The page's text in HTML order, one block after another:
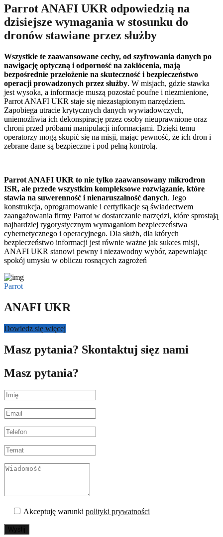
Parrot ANAFI UKR odpowiedzią na
dzisiejsze wymagania w stosunku do
dronów stawiane przez służby
Wszystkie te zaawansowane cechy, od szyfrowania danych po
nawigację optyczną i odporność na zakłócenia, mają
bezpośrednie przełożenie na skuteczność i bezpieczeństwo
operacji prowadzonych przez służby. W misjach, gdzie stawka
jest wysoka, a informacje muszą pozostać poufne i niezmienione,
Parrot ANAFI UKR staje się niezastąpionym narzędziem.
Zapobiega utracie krytycznych danych wywiadowczych,
uniemożliwia ich dekonspirację przez osoby nieuprawnione oraz
chroni przed próbami manipulacji informacjami. Dzięki temu
operatorzy mogą skupić się na misji, mając pewność, że ich dron i
zebrane dane są bezpieczne i pod pełną kontrolą.
Parrot ANAFI UKR to nie tylko zaawansowany mikrodron
ISR, ale przede wszystkim kompleksowe rozwiązanie, które
stawia na suwerenność i nienaruszalność danych. Jego
konstrukcja, oprogramowanie i certyfikacje są świadectwem
zaangażowania firmy Parrot w dostarczanie narzędzi, które sprostają
najbardziej rygorystycznym wymaganiom bezpieczeństwa
cybernetycznego i operacyjnego. Dla służb, dla których
bezpieczeństwo informacji jest równie ważne jak sukces misji,
ANAFI UKR stanowi pewny i niezawodny wybór, zapewniając
spokój umysłu w obliczu rosnących zagrożeń
Parrot
ANAFI UKR
Dowiedz się więcej
Masz pytania? Skontaktuj sięz nami
Masz pytania?
Akceptuję warunki polityki prywatności
Wyślij